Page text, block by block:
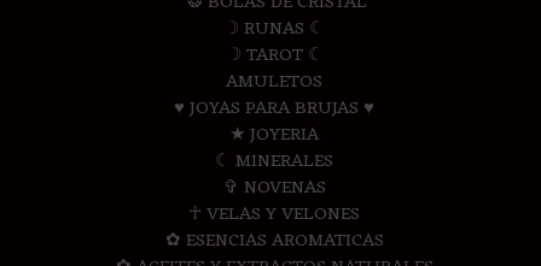
☽ RUNAS ☾
☽ TAROT ☾
AMULETOS
♥ JOYAS PARA BRUJAS ♥
★ JOYERIA
☾ MINERALES
✞ NOVENAS
☥ VELAS Y VELONES
✿ ESENCIAS AROMATICAS